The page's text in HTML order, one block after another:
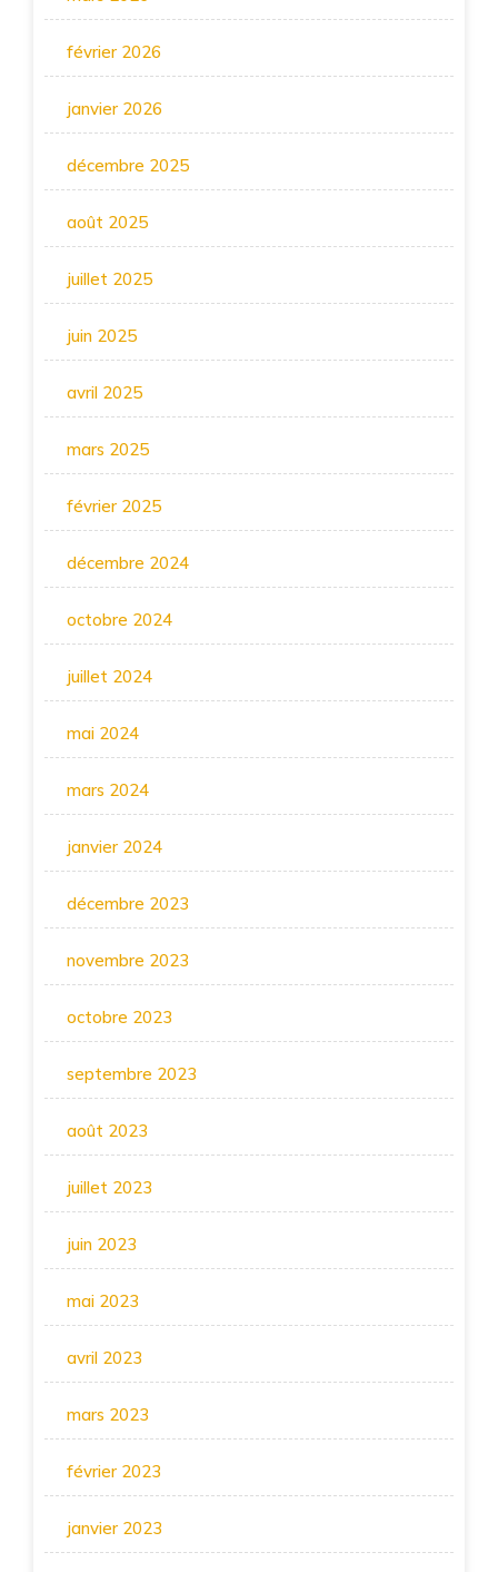
février 2026
janvier 2026
décembre 2025
août 2025
juillet 2025
juin 2025
avril 2025
mars 2025
février 2025
décembre 2024
octobre 2024
juillet 2024
mai 2024
mars 2024
janvier 2024
décembre 2023
novembre 2023
octobre 2023
septembre 2023
août 2023
juillet 2023
juin 2023
mai 2023
avril 2023
mars 2023
février 2023
janvier 2023